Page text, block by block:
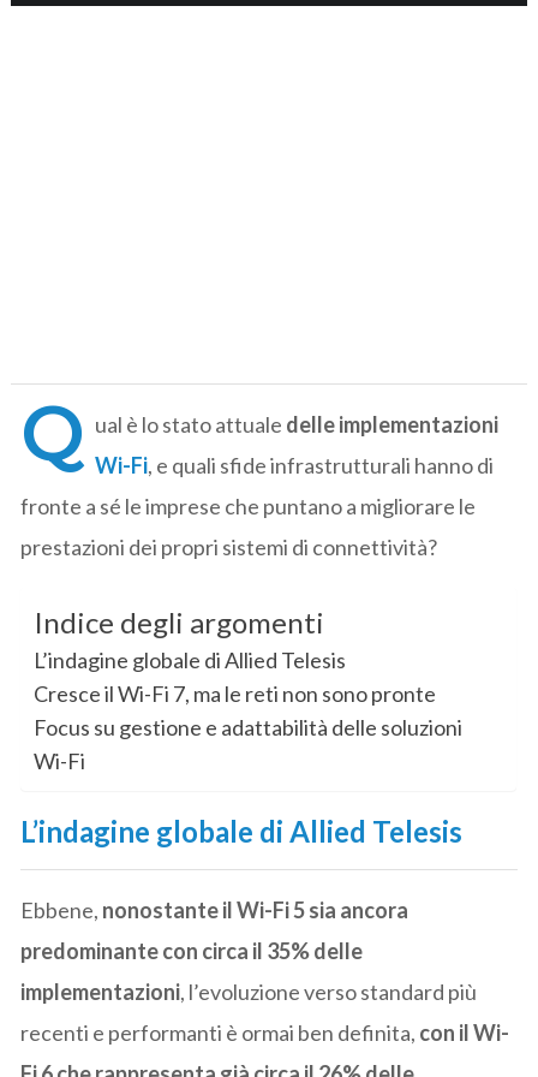
Q ual è lo stato attuale delle implementazioni
Wi-Fi, e quali sfide infrastrutturali hanno di
fronte a sé le imprese che puntano a migliorare le
prestazioni dei propri sistemi di connettività?
Indice degli argomenti
L’indagine globale di Allied Telesis
Cresce il Wi-Fi 7, ma le reti non sono pronte
Focus su gestione e adattabilità delle soluzioni
Wi-Fi
L’indagine globale di Allied Telesis
Ebbene, nonostante il Wi-Fi 5 sia ancora
predominante con circa il 35% delle
implementazioni, l’evoluzione verso standard più
recenti e performanti è ormai ben definita, con il Wi-